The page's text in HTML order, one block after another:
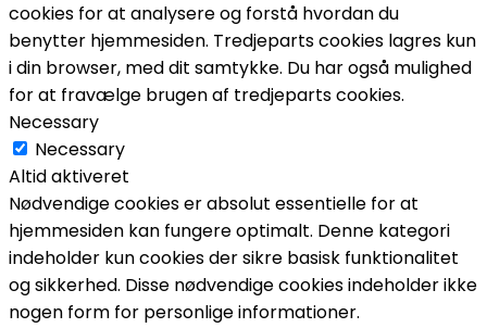
cookies for at analysere og forstå hvordan du
benytter hjemmesiden. Tredjeparts cookies lagres kun
i din browser, med dit samtykke. Du har også mulighed
for at fravælge brugen af tredjeparts cookies.
Necessary
Necessary
Altid aktiveret
Nødvendige cookies er absolut essentielle for at
hjemmesiden kan fungere optimalt. Denne kategori
indeholder kun cookies der sikre basisk funktionalitet
og sikkerhed. Disse nødvendige cookies indeholder ikke
nogen form for personlige informationer.